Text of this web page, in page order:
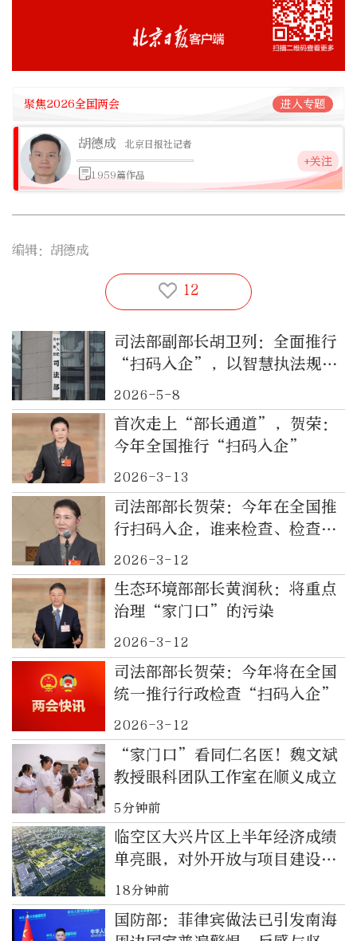
聚焦2026全国两会 进入专题
胡德成 北京日报社记者
1959篇作品
+关注
编辑：胡德成
12
司法部副部长胡卫列：全面推行
“扫码入企”，以智慧执法规范
涉企行政检查
2026-5-8
首次走上“部长通道”，贺荣：
今年全国推行“扫码入企”
2026-3-13
司法部部长贺荣：今年在全国推
行扫码入企，谁来检查、检查什
么，一目了然
2026-3-12
生态环境部部长黄润秋：将重点
治理“家门口”的污染
2026-3-12
司法部部长贺荣：今年将在全国
统一推行行政检查“扫码入企”
2026-3-12
“家门口”看同仁名医！魏文斌
教授眼科团队工作室在顺义成立
5分钟前
临空区大兴片区上半年经济成绩
单亮眼，对外开放与项目建设双
提速
18分钟前
国防部：菲律宾做法已引发南海